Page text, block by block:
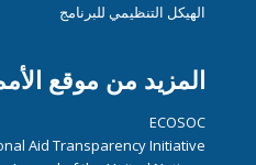
الهيكل التنظيمي للبرنامج
المزيد من موقع
ECOSOC
Aid Transparency Initiative